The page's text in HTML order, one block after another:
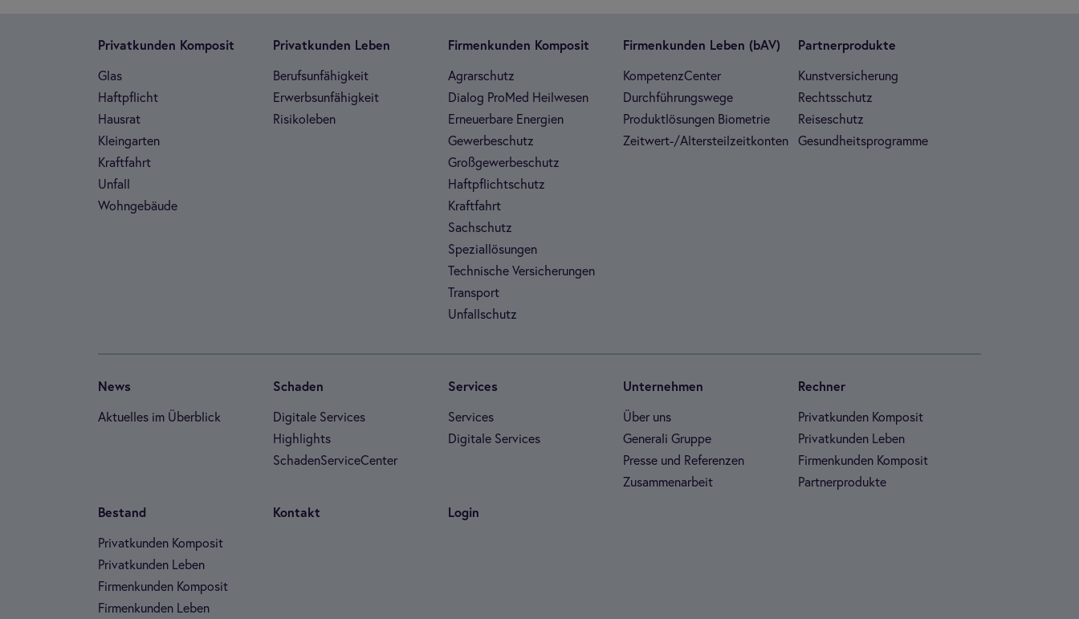
Pri­vat­kun­den Kom­po­sit
Glas
Haft­pflicht
Haus­rat
Klein­gar­ten
Kraft­fahrt
Unfall
Wohn­ge­bäude
Pri­vat­kun­den Leben
Berufs­un­fä­hig­keit
Erwerbs­un­fä­hig­keit
Risi­ko­le­ben
Fir­men­kun­den Kom­po­sit
Agrar­schutz
Dia­log Pro­Med Heil­we­sen
Erneu­er­bare Ener­gien
Gewer­be­schutz
Groß­ge­wer­be­schutz
Haft­pflicht­schutz
Kraft­fahrt
Sach­schutz
Spe­zi­al­lö­sun­gen
Tech­ni­sche Ver­si­che­run­gen
Trans­port
Unfall­schutz
Fir­men­kun­den Leben (bAV)
Kom­pe­tenz­Cen­ter
Durch­füh­rungs­wege
Pro­dukt­lö­sun­gen Bio­me­trie
Zeit­wert-/Alters­teil­zeit­kon­ten
Part­ner­pro­dukte
Kunst­ver­si­che­rung
Rechts­schutz
Rei­se­schutz
Gesund­heits­pro­gramme
News
Aktu­el­les im Über­blick
Scha­den
Digi­tale Ser­vices
High­lights
Scha­den­Ser­vice­Cen­ter
Ser­vices
Ser­vices
Digi­tale Ser­vices
Unter­neh­men
Über uns
Gene­rali Gruppe
Presse und Refe­ren­zen
Zusam­men­ar­beit
Rech­ner
Pri­vat­kun­den Kom­po­sit
Pri­vat­kun­den Leben
Fir­men­kun­den Kom­po­sit
Part­ner­pro­dukte
Bestand
Pri­vat­kun­den Kom­po­sit
Pri­vat­kun­den Leben
Fir­men­kun­den Kom­po­sit
Fir­men­kun­den Leben
Kon­takt Login